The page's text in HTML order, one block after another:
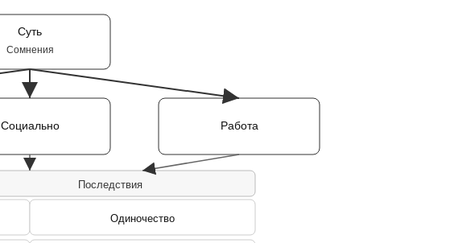
Суть
Сомнения
Социально Работа
Последствия
Одиночество